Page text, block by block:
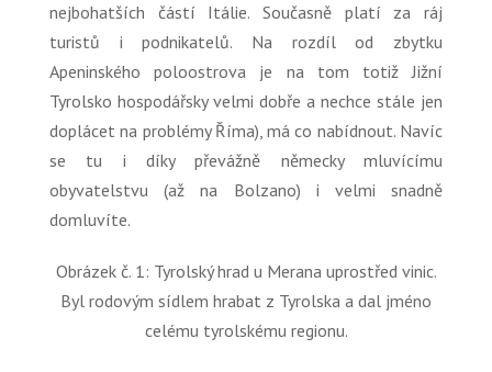
nejbohatších částí Itálie. Současně platí za ráj
turistů i podnikatelů. Na rozdíl od zbytku
Apeninského poloostrova je na tom totiž Jižní
Tyrolsko hospodářsky velmi dobře a nechce stále jen
doplácet na problémy Říma), má co nabídnout. Navíc
se tu i díky převážně německy mluvícímu
obyvatelstvu (až na Bolzano) i velmi snadně
domluvíte.
Obrázek č. 1: Tyrolský hrad u Merana uprostřed vinic.
Byl rodovým sídlem hrabat z Tyrolska a dal jméno
celému tyrolskému regionu.